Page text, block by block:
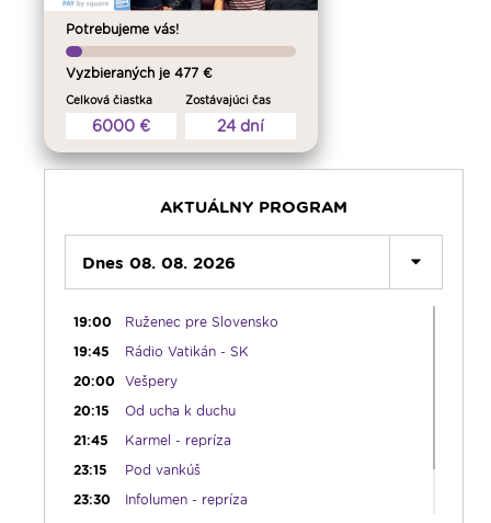
Potrebujeme vás!
Vyzbieraných je 477 €
Celková čiastka
6000 €
Zostávajúci čas
24 dní
AKTUÁLNY PROGRAM
Dnes 08. 08. 2026
10:30
Emauzy - mimoriadny prenos
12:30
Biblia za rok
13:00
Na úsmev a zamyslenie
14:00
Vyznania - repríza
15:00
Korunka Božieho milosrdenstva - Hodina
milosrdenstva
15:15
Literárna kaviareň
Vatikánsky týždenník (r.)
16:00
Pozdravy z Rádia LUMEN
17:30
Infolumen
18:00
Emauzy - sv. omša 18:00
19:00
Ruženec pre Slovensko
19:45
Rádio Vatikán - SK
20:00
Vešpery
20:15
Od ucha k duchu
21:45
Karmel - repríza
23:15
Pod vankúš
23:30
Infolumen - repríza